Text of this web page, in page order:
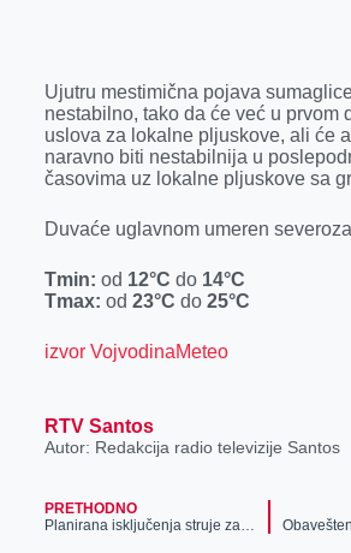
b
o
o
e
n
g
r
e
d
I
n
r
s
A
p
Ujutru mestimična pojava
nestabilno, tako da će već u prvom
uslova za lokalne pljuskove, ali će
naravno biti nestabilnija u
časovima uz lokalne pljuskove sa
Duvaće uglavnom umeren
Tmin: od 12°C do 14°C
Tmax: od 23°C do 25°C
izvor VojvodinaMeteo
RTV Santos
Autor: Redakcija radio televizije Santos
PRETHODNO
Planirana isključenja struje za 24. maj